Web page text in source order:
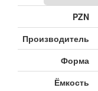
PZN
Производитель
Форма
Ёмкость